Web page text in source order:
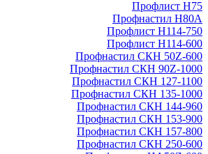
Профлист Н75
Профнастил Н80А
Профлист Н114-750
Профлист Н114-600
Профнастил СКН 50Z-600
Профнастил СКН 90Z-1000
Профнастил СКН 127-1100
Профнастил СКН 135-1000
Профнастил СКН 144-960
Профнастил СКН 153-900
Профнастил СКН 157-800
Профнастил СКН 250-600